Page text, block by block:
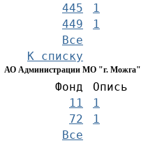
445
1
449
1
Все
К списку
АО Администрации МО "г. Можга"
Фонд
Опись
11
1
72
1
Все